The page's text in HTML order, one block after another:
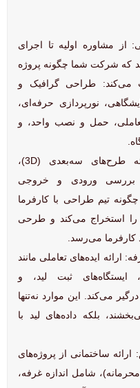
از مشاوره اولیه تا اجرای
که شرکت شما چگونه پروژه
می‌کند: طراحی گرافیک و
نورپردازی حرفه‌ای،
حمل و نصب واحد، و
فرایند طراحی و تأیید: ارائه طرح‌های سه‌بعدی (3D)،
بررسی ورودی و خروجی
چگونه تیم طراحی با کارفرما
را استخراج می‌کند و طرحی
کارفرما می‌رسد.
ارائه ایده‌های تعاملی مانند
ایستگاه‌های ثبت لید، و
می‌کند. این موارد نه‌تنها
بلکه داده‌های لید با
ساختمانی از پروژه‌های
شامل اندازه غرفه،